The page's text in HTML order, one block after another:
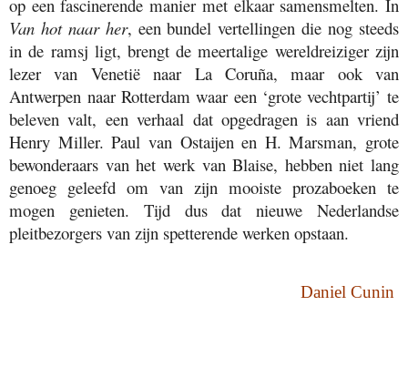
op een fascinerende manier met elkaar samensmelten. In
Van hot naar her, een bundel vertellingen die nog steeds
in de ramsj ligt, brengt de meertalige wereldreiziger zijn
lezer van Venetië naar La Coruña, maar ook van
Antwerpen naar Rotterdam waar een ‘grote vechtpartij’ te
beleven valt, een verhaal dat opgedragen is aan vriend
Henry Miller. Paul van Ostaijen en H. Marsman, grote
bewonderaars van het werk van Blaise, hebben niet lang
genoeg geleefd om van zijn mooiste prozaboeken te
mogen genieten. Tijd dus dat nieuwe Nederlandse
pleitbezorgers van zijn spetterende werken opstaan.
Daniel Cunin